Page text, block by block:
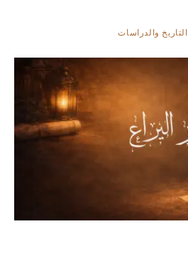
التاريخ والدراسات